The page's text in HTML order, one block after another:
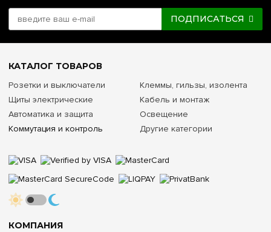
ПОДПИСАТЬСЯ
КОМПАНИЯ
КАТАЛОГ ТОВАРОВ
Розетки и выключатели
Щиты электрические
Автоматика и защита
Коммутация и контроль
Клеммы, гильзы, изолента
Кабель и монтаж
Освещение
Другие категории